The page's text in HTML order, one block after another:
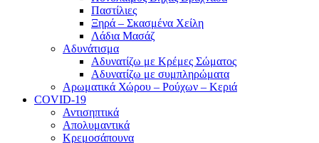
Παστίλιες
Ξηρά – Σκασμένα Χείλη
Λάδια Μασάζ
Αδυνάτισμα
Αδυνατίζω με Κρέμες Σώματος
Αδυνατίζω με συμπληρώματα
Αρωματικά Χώρου – Ρούχων – Κεριά
COVID-19
Αντισηπτικά
Απολυμαντικά
Κρεμοσάπουνα